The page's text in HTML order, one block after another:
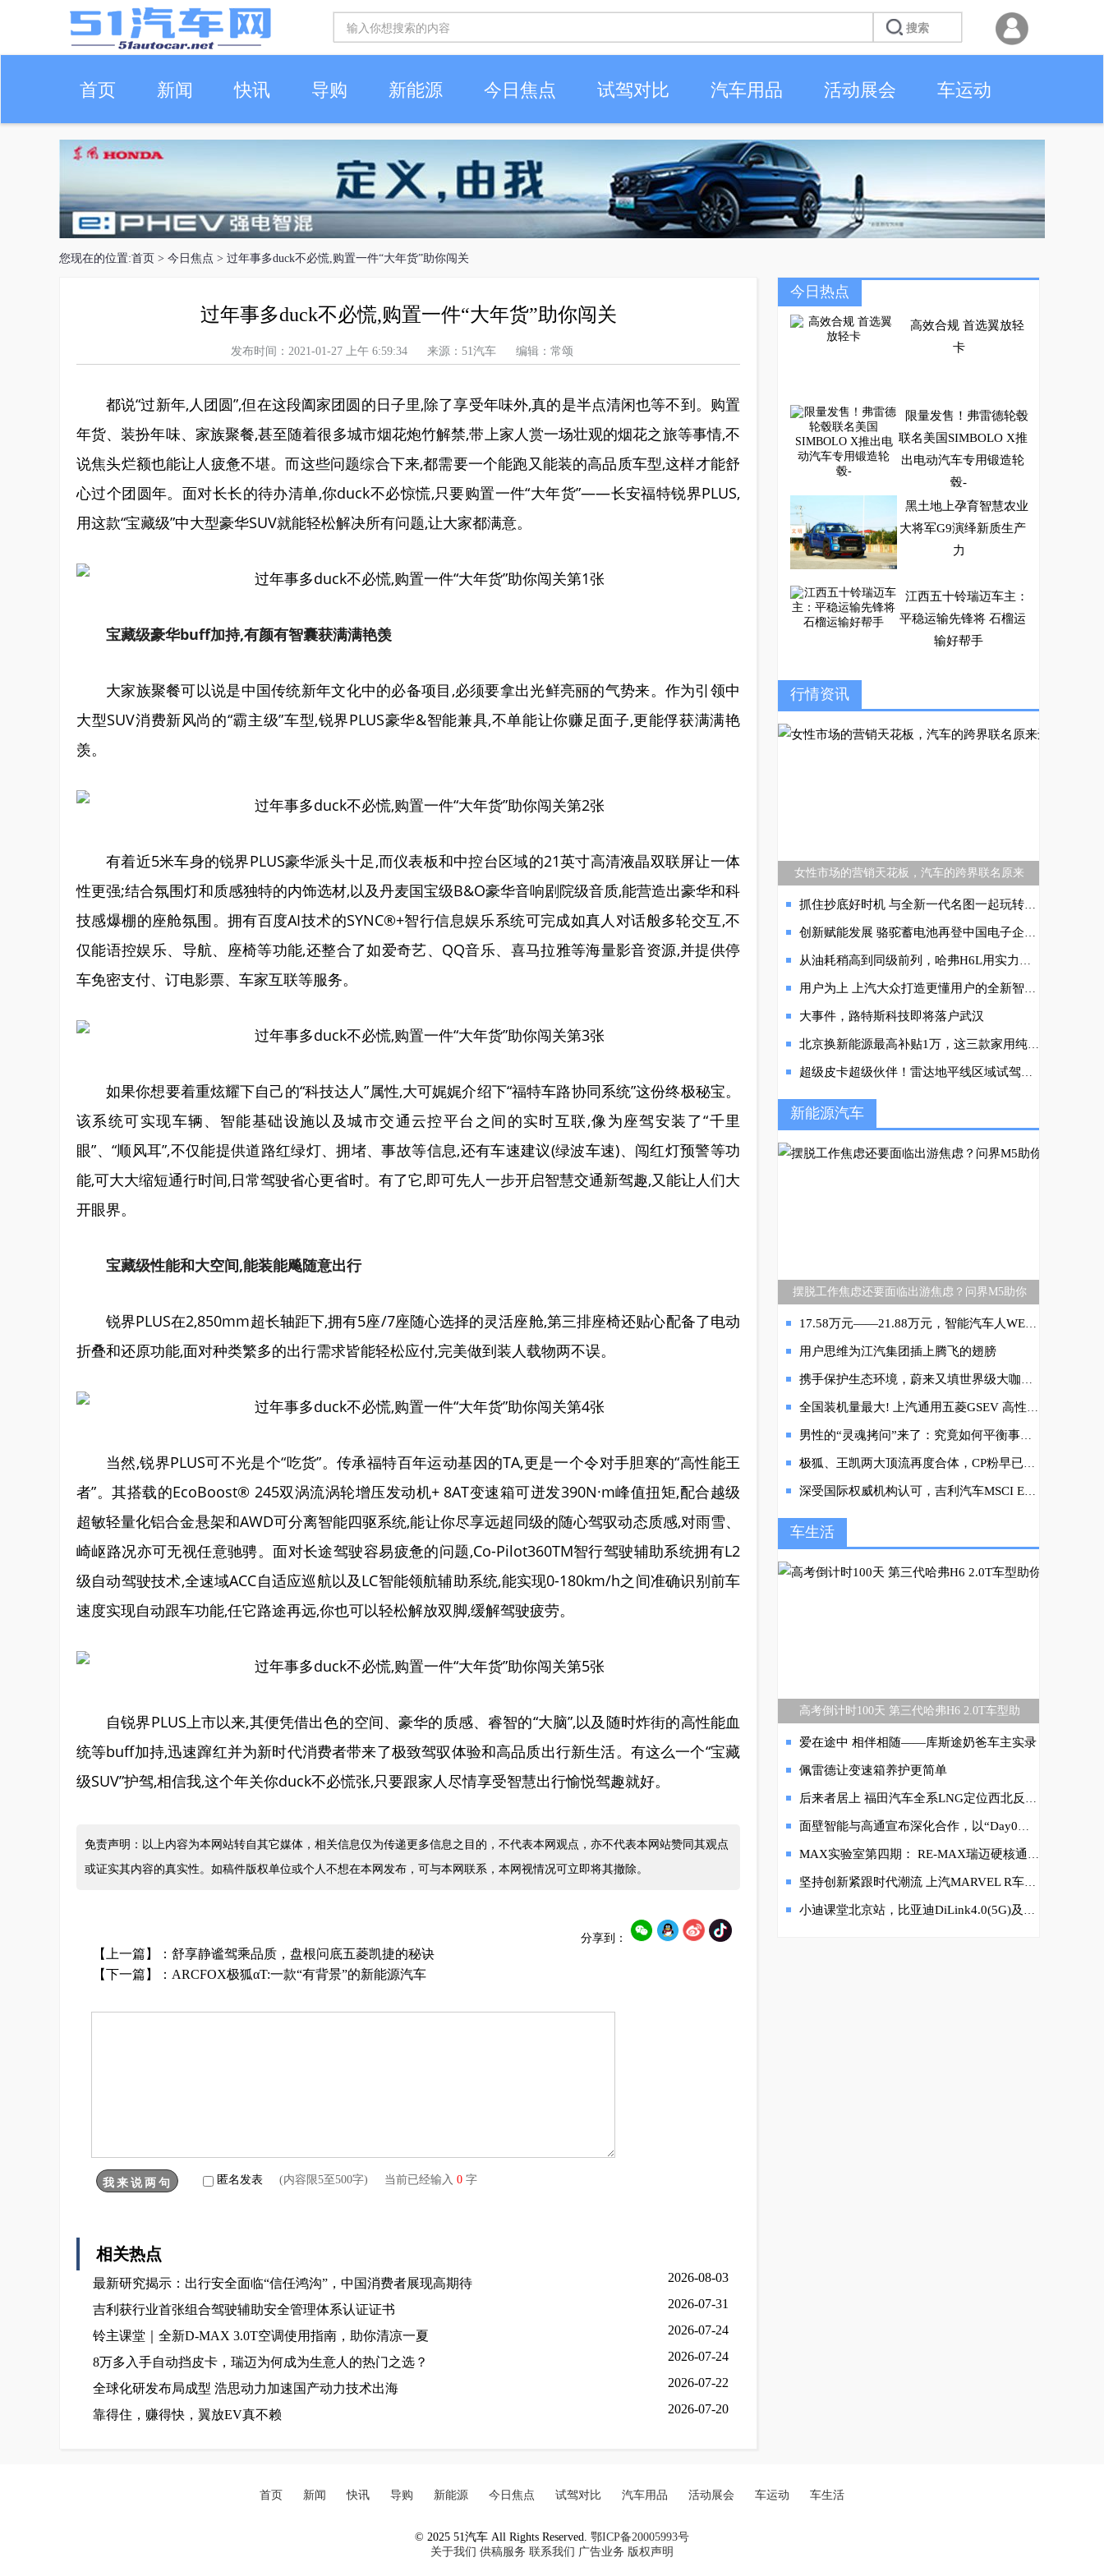
首页 新闻 快讯 导购 新能源 今日焦点 试驾对比 汽车用品 活动展会 车运动
车生活
您现在的位置:首页 > 今日焦点 > 过年事多duck不必慌,购置一件“大年货”助你闯关
过年事多duck不必慌,购置一件“大年货”助你闯关
发布时间：2021-01-27 上午 6:59:34 来源：51汽车 编辑：常颂
都说“过新年,人团圆”,但在这段阖家团圆的日子里,除了享受年味外,真的是半点清闲也等不到。购置
年货、装扮年味、家族聚餐,甚至随着很多城市烟花炮竹解禁,带上家人赏一场壮观的烟花之旅等事情,不
说焦头烂额也能让人疲惫不堪。而这些问题综合下来,都需要一个能跑又能装的高品质车型,这样才能舒
心过个团圆年。面对长长的待办清单,你duck不必惊慌,只要购置一件“大年货”——长安福特锐界PLUS,
用这款“宝藏级”中大型豪华SUV就能轻松解决所有问题,让大家都满意。
宝藏级豪华buff加持,有颜有智囊获满满艳羡
大家族聚餐可以说是中国传统新年文化中的必备项目,必须要拿出光鲜亮丽的气势来。作为引领中
大型SUV消费新风尚的“霸主级”车型,锐界PLUS豪华&智能兼具,不单能让你赚足面子,更能俘获满满艳
羡。
有着近5米车身的锐界PLUS豪华派头十足,而仪表板和中控台区域的21英寸高清液晶双联屏让一体
性更强;结合氛围灯和质感独特的内饰选材,以及丹麦国宝级B&O豪华音响剧院级音质,能营造出豪华和科
技感爆棚的座舱氛围。拥有百度AI技术的SYNC®+智行信息娱乐系统可完成如真人对话般多轮交互,不
仅能语控娱乐、导航、座椅等功能,还整合了如爱奇艺、QQ音乐、喜马拉雅等海量影音资源,并提供停
车免密支付、订电影票、车家互联等服务。
如果你想要着重炫耀下自己的“科技达人”属性,大可娓娓介绍下“福特车路协同系统”这份终极秘宝。
该系统可实现车辆、智能基础设施以及城市交通云控平台之间的实时互联,像为座驾安装了“千里
眼”、“顺风耳”,不仅能提供道路红绿灯、拥堵、事故等信息,还有车速建议(绿波车速)、闯红灯预警等功
能,可大大缩短通行时间,日常驾驶省心更省时。有了它,即可先人一步开启智慧交通新驾趣,又能让人们大
开眼界。
宝藏级性能和大空间,能装能飚随意出行
锐界PLUS在2,850mm超长轴距下,拥有5座/7座随心选择的灵活座舱,第三排座椅还贴心配备了电动
折叠和还原功能,面对种类繁多的出行需求皆能轻松应付,完美做到装人载物两不误。
当然,锐界PLUS可不光是个“吃货”。传承福特百年运动基因的TA,更是一个令对手胆寒的“高性能王
者”。其搭载的EcoBoost® 245双涡流涡轮增压发动机+ 8AT变速箱可迸发390N·m峰值扭矩,配合越级
超敏轻量化铝合金悬架和AWD可分离智能四驱系统,能让你尽享远超同级的随心驾驭动态质感,对雨雪、
崎岖路况亦可无视任意驰骋。面对长途驾驶容易疲惫的问题,Co-Pilot360TM智行驾驶辅助系统拥有L2
级自动驾驶技术,全速域ACC自适应巡航以及LC智能领航辅助系统,能实现0-180km/h之间准确识别前车
速度实现自动跟车功能,任它路途再远,你也可以轻松解放双脚,缓解驾驶疲劳。
自锐界PLUS上市以来,其便凭借出色的空间、豪华的质感、睿智的“大脑”,以及随时炸街的高性能血
统等buff加持,迅速蹿红并为新时代消费者带来了极致驾驭体验和高品质出行新生活。有这么一个“宝藏
级SUV”护驾,相信我,这个年关你duck不必慌张,只要跟家人尽情享受智慧出行愉悦驾趣就好。
免责声明：以上内容为本网站转自其它媒体，相关信息仅为传递更多信息之目的，不代表本网观点，亦不代表本网站赞同其观点
或证实其内容的真实性。如稿件版权单位或个人不想在本网发布，可与本网联系，本网视情况可立即将其撤除。
分享到：
【上一篇】： 舒享静谧驾乘品质，盘根问底五菱凯捷的秘诀
【下一篇】： ARCFOX极狐αT:一款“有背景”的新能源汽车
匿名发表 (内容限5至500字) 当前已经输入 0 字
相关热点
最新研究揭示：出行安全面临“信任鸿沟”，中国消费者展现高期待 2026-08-03
吉利获行业首张组合驾驶辅助安全管理体系认证证书 2026-07-31
铃主课堂｜全新D-MAX 3.0T空调使用指南，助你清凉一夏 2026-07-24
8万多入手自动挡皮卡，瑞迈为何成为生意人的热门之选？ 2026-07-24
全球化研发布局成型 浩思动力加速国产动力技术出海 2026-07-22
靠得住，赚得快，翼放EV真不赖 2026-07-20
今日热点
高效合规 首选翼放轻
卡
限量发售！弗雷德轮毂
联名美国SIMBOLO X推
出电动汽车专用锻造轮
毂-
黑土地上孕育智慧农业
大将军G9演绎新质生产
力
江西五十铃瑞迈车主：
平稳运输先锋将 石榴运
输好帮手
获全国政府采购集采年
会四项大奖
行情资讯
女性市场的营销天花板，汽车的跨界联名原来
抓住抄底好时机 与全新一代名图一起玩转黄金假期
创新赋能发展 骆驼蓄电池再登中国电子企业百强榜
从油耗稍高到同级前列，哈弗H6L用实力证名
用户为上 上汽大众打造更懂用户的全新智能体验
大事件，路特斯科技即将落户武汉
北京换新能源最高补贴1万，这三款家用纯电中型SUV是时候选择了
超级皮卡超级伙伴！雷达地平线区域试驾会首站在成都热辣开跑
新能源汽车
摆脱工作焦虑还要面临出游焦虑？问界M5助你
17.58万元——21.88万元，智能汽车人WEY摩卡强势登陆
用户思维为江汽集团插上腾飞的翅膀
携手保护生态环境，蔚来又填世界级大咖合作伙伴
全国装机量最大! 上汽通用五菱GSEV 高性能动力蓄电池系统北京亮相
男性的“灵魂拷问”来了：究竟如何平衡事业和家庭？
极狐、王凯两大顶流再度合体，CP粉早已按捺不住
深受国际权威机构认可，吉利汽车MSCI ESG评级提升至AA
车生活
高考倒计时100天 第三代哈弗H6 2.0T车型助
爱在途中 相伴相随——库斯途奶爸车主实录
佩雷德让变速箱养护更简单
后来者居上 福田汽车全系LNG定位西北反超先行者
面壁智能与高通宣布深化合作，以“Day0适配”共筑端侧AI新基建
MAX实验室第四期： RE-MAX瑞迈硬核通关高原性能终极“大考”
坚持创新紧跟时代潮流 上汽MARVEL R车载5G领先一步
小迪课堂北京站，比亚迪DiLink4.0(5G)及丹拿音响技术品鉴会重拳出击
首页 新闻 快讯 导购 新能源 今日焦点 试驾对比 汽车用品 活动展会 车运动 车生活
© 2025 51汽车 All Rights Reserved. 鄂ICP备20005993号
关于我们 供稿服务 联系我们 广告业务 版权声明